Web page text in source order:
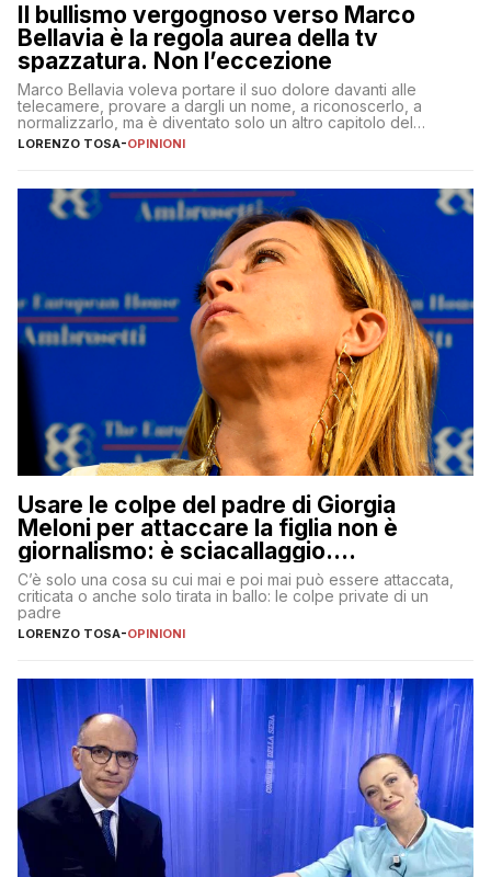
Il bullismo vergognoso verso Marco
Bellavia è la regola aurea della tv
spazzatura. Non l’eccezione
Marco Bellavia voleva portare il suo dolore davanti alle
telecamere, provare a dargli un nome, a riconoscerlo, a
normalizzarlo, ma è diventato solo un altro capitolo del
copione
LORENZO TOSA-OPINIONI
Usare le colpe del padre di Giorgia
Meloni per attaccare la figlia non è
giornalismo: è sciacallaggio.
Dimostriamo di essere diversi
C’è solo una cosa su cui mai e poi mai può essere attaccata,
criticata o anche solo tirata in ballo: le colpe private di un
padre
LORENZO TOSA-OPINIONI